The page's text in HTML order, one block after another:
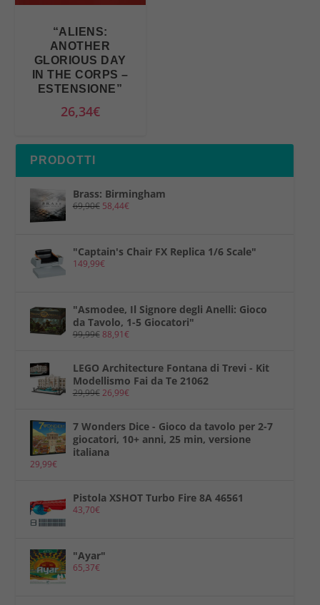
“ALIENS:
ANOTHER
GLORIOUS DAY
IN THE CORPS –
ESTENSIONE”
26,34€
PRODOTTI
Brass: Birmingham
69,90€ 58,44€
"Captain's Chair FX Replica 1/6 Scale"
149,99€
"Asmodee, Il Signore degli Anelli: Gioco
da Tavolo, 1-5 Giocatori"
99,99€88,91€
LEGO Architecture Fontana di Trevi - Kit
Modellismo Fai da Te 21062
29,99€26,99€
7 Wonders Dice - Gioco da tavolo per 2-7
giocatori, 10+ anni, 25 min, versione
italiana
29,99€
Pistola XSHOT Turbo Fire 8A 46561
43,70€
"Ayar"
65,37€